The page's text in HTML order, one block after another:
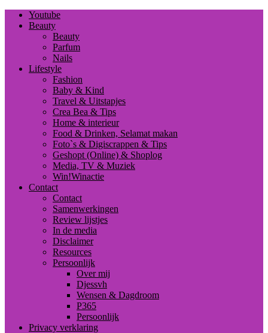
Youtube
Beauty
Beauty
Parfum
Nails
Lifestyle
Fashion
Baby & Kind
Travel & Uitstapjes
Crea Bea & Tips
Home & interieur
Food & Drinken, Selamat makan
Foto`s & Digiscrappen & Tips
Geshopt (Online) & Shoplog
Media, TV & Muziek
Win!Winactie
Contact
Contact
Samenwerkingen
Review lijstjes
In de media
Disclaimer
Resources
Persoonlijk
Over mij
Djessvh
Wensen & Dagdroom
P365
Persoonlijk
Privacy verklaring